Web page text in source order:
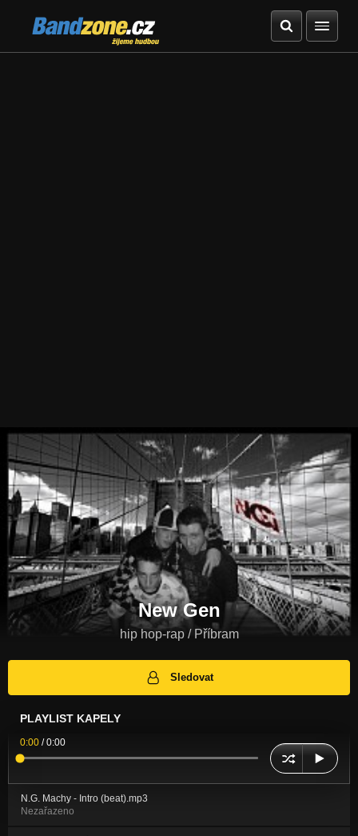
Bandzone.cz
žijeme hudbou
New Gen
hip hop-rap / Příbram
Sledovat
PLAYLIST KAPELY
0:00 /0:00
N.G. Machy - Intro (beat).mp3
Nezařazeno